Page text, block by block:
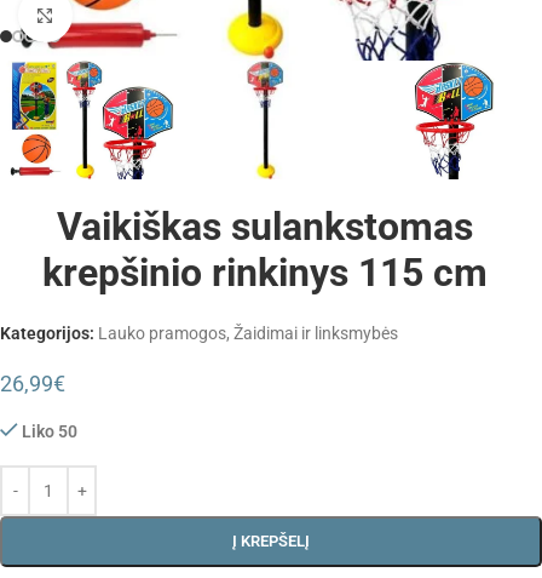
Padidinti
Vaikiškas sulankstomas
krepšinio rinkinys 115 cm
Kategorijos: Lauko pramogos, Žaidimai ir linksmybės
26,99€
Liko 50
Į KREPŠELĮ